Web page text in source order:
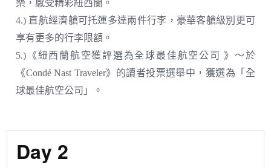
樂，感受精彩紐西蘭。
4.) 直航經濟艙可托運多達兩件行李，豪華客艙級別更可
享有更多的行李限額。
5.)《紐西蘭航空獲評選為全球最佳航空公司 》～於
《Condé Nast Traveler》的讀者投票選舉中，獲選為「全
球最佳航空公司」。
Day 2